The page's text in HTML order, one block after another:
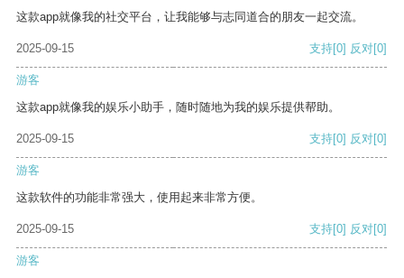
这款app就像我的社交平台，让我能够与志同道合的朋友一起交流。
2025-09-15 支持[0] 反对[0]
游客
这款app就像我的娱乐小助手，随时随地为我的娱乐提供帮助。
2025-09-15 支持[0] 反对[0]
游客
这款软件的功能非常强大，使用起来非常方便。
2025-09-15 支持[0] 反对[0]
游客